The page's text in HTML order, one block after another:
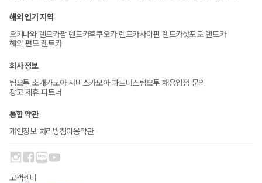
해외 인기 지역
오키나와 렌트카괌 렌트카후쿠오카 렌트카사이판 렌트카삿포로 렌트카
해외 편도 렌트카
회사 정보
팀오투 소개카모아 서비스카모아 파트너스팀오투 채용입점 문의
광고 제휴 파트너
통합 약관
개인정보 처리방침이용약관
고객센터